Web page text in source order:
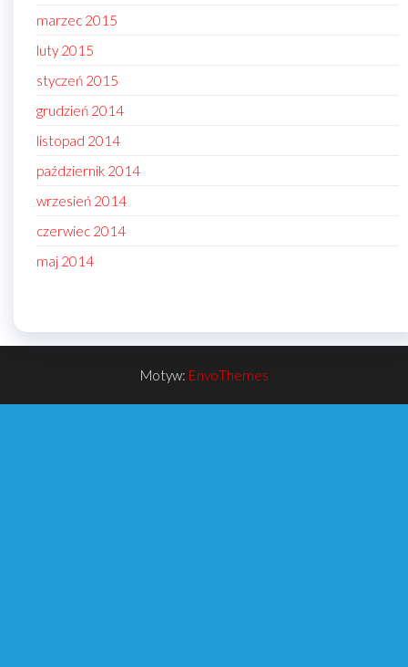
marzec 2015
luty 2015
styczeń 2015
grudzień 2014
listopad 2014
październik 2014
wrzesień 2014
czerwiec 2014
maj 2014
Motyw: EnvoThemes